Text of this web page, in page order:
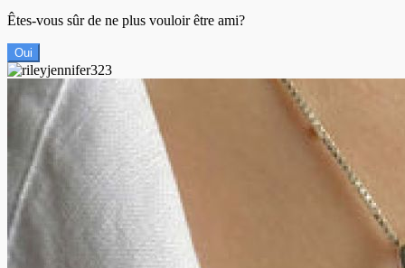
Êtes-vous sûr de ne plus vouloir être ami?
Oui